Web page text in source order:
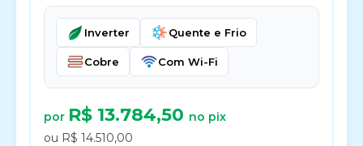
Inverter Quente e Frio
Cobre Com Wi-Fi
por R$ 13.784,50 no pix
ou R$ 14.510,00